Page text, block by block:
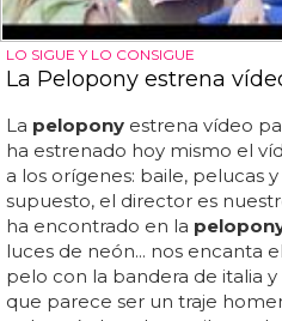
LO SIGUE Y LO CONSIGUE
La Pelopony estrena
La pelopony estrena vídeo
ha estrenado hoy mismo el
a los orígenes: baile, pelucas
supuesto, el director es
ha encontrado en la
luces de neón... nos encanta
pelo con la bandera de italia
que parece ser un traje